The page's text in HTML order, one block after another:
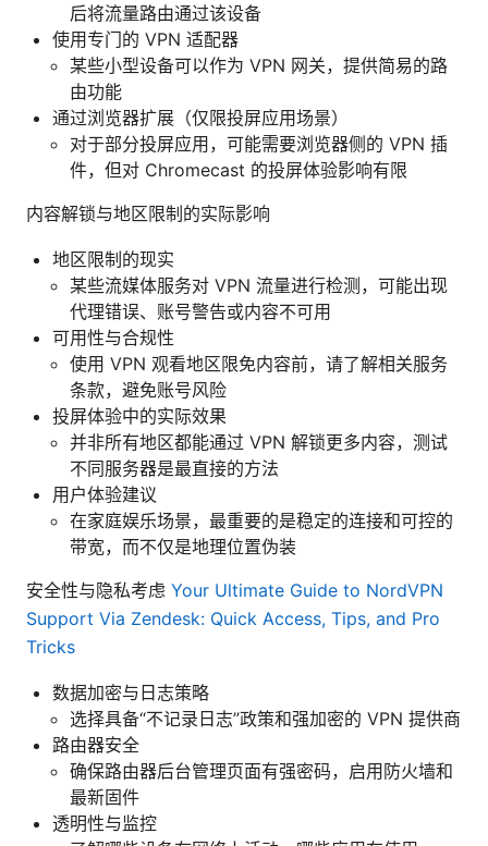
后将流量路由通过该设备
使用专门的 VPN 适配器
某些小型设备可以作为 VPN 网关，提供简易的路
由功能
通过浏览器扩展（仅限投屏应用场景）
对于部分投屏应用，可能需要浏览器侧的 VPN 插
件，但对 Chromecast 的投屏体验影响有限
内容解锁与地区限制的实际影响
地区限制的现实
某些流媒体服务对 VPN 流量进行检测，可能出现
代理错误、账号警告或内容不可用
可用性与合规性
使用 VPN 观看地区限免内容前，请了解相关服务
条款，避免账号风险
投屏体验中的实际效果
并非所有地区都能通过 VPN 解锁更多内容，测试
不同服务器是最直接的方法
用户体验建议
在家庭娱乐场景，最重要的是稳定的连接和可控的
带宽，而不仅是地理位置伪装
安全性与隐私考虑 Your Ultimate Guide to NordVPN
Support Via Zendesk: Quick Access, Tips, and Pro
Tricks
数据加密与日志策略
选择具备“不记录日志”政策和强加密的 VPN 提供商
路由器安全
确保路由器后台管理页面有强密码，启用防火墙和
最新固件
透明性与监控